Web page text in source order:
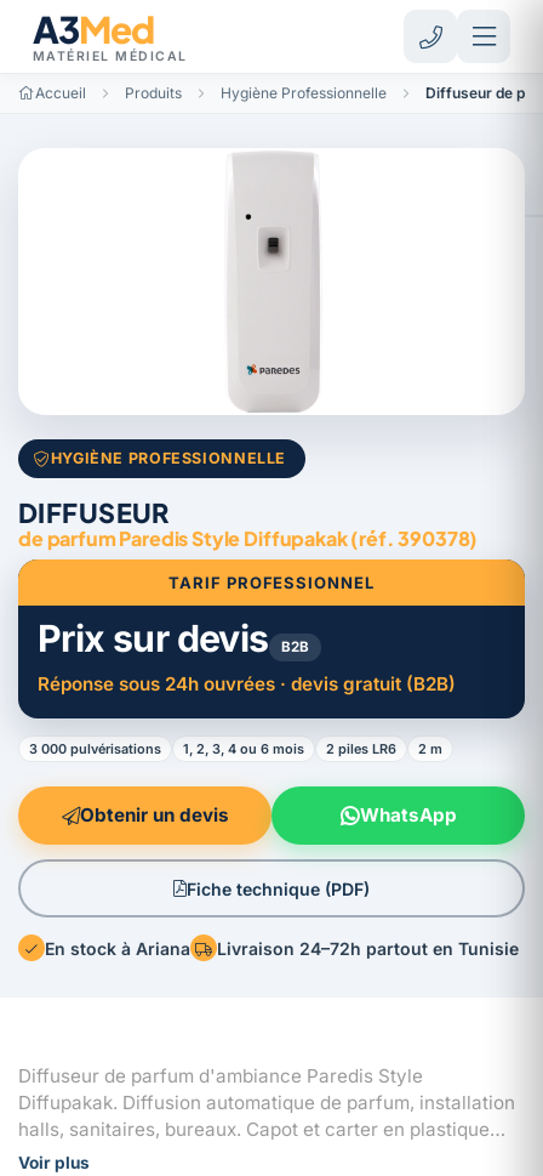
A3Med
MATÉRIEL MÉDICAL
Accueil Produits Hygiène Professionnelle Diffuseur de
HYGIÈNE PROFESSIONNELLE
DIFFUSEUR
de parfum Paredis Style Diffupakak (réf. 390378)
TARIF PROFESSIONNEL
Prix sur devis B2B
Réponse sous 24h ouvrées · devis gratuit (B2B)
3 000 pulvérisations 1, 2, 3, 4 ou 6 mois 2 piles LR6 2 m
Obtenir un devis WhatsApp
Fiche technique (PDF)
En stock à Ariana Livraison 24–72h partout en Tunisie
Diffuseur de parfum d'ambiance Paredis Style
Diffupakak. Diffusion automatique de parfum, installation
halls, sanitaires, bureaux. Capot et carter en plastique
polypropylène résistant. Modulable : 3 000
Voir plus